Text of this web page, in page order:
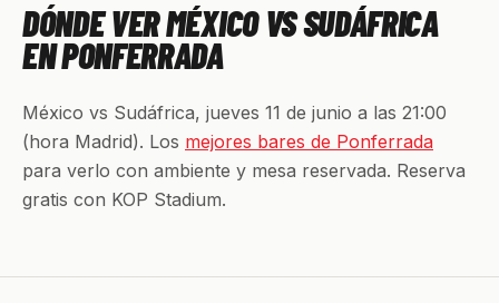
DÓNDE VER MÉXICO VS SUDÁFRICA
EN PONFERRADA
México vs Sudáfrica, jueves 11 de junio a las 21:00
(hora Madrid). Los mejores bares de Ponferrada
para verlo con ambiente y mesa reservada. Reserva
gratis con KOP Stadium.